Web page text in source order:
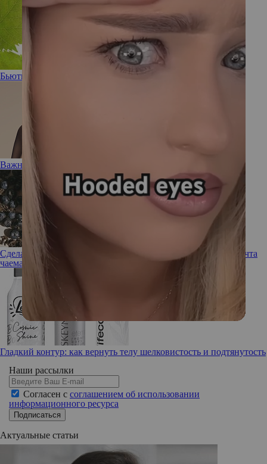
Бьюти-помощник: новая эссенция Vinoperfect от Caudalie
Важный вопрос: Нужен ли вашей коже тоник?
Сделано с любовью: новый бьюти-бренд Love Tea Art — мечта
чаемана
Гладкий контур: как вернуть телу шелковистость и подтянутость
Наши рассылки
Согласен с соглашением об использовании
информационного ресурса
Подписаться
Актуальные статьи